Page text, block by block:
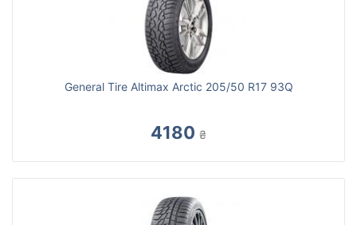
General Tire Altimax Arctic 205/50 R17 93Q
4180 ₴